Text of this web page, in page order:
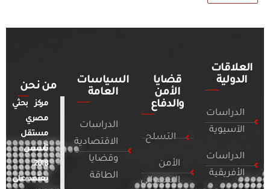
العلاقات
الدولية
الدراسات
الآسيوية
الدراسات
الأفريقية
قضايا
الأمن
والدفاع
التسلح
الأمن
السيبراني
السياسات
العامة
الدراسات
الاقتصادية
وقضايا
الطاقة
من نحن
مركز بحثي
مصري
مستقل
تأسس
2018.
يعتمد على